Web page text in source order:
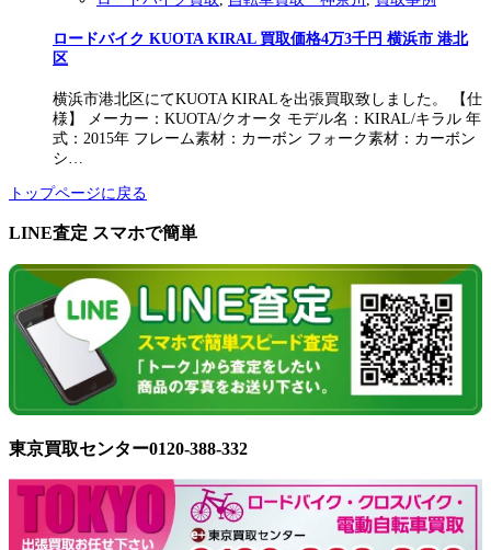
ロードバイク KUOTA KIRAL 買取価格4万3千円 横浜市 港北
区
横浜市港北区にてKUOTA KIRALを出張買取致しました。 【仕
様】 メーカー：KUOTA/クオータ モデル名：KIRAL/キラル 年
式：2015年 フレーム素材：カーボン フォーク素材：カーボン
シ…
トップページに戻る
LINE査定 スマホで簡単
東京買取センター0120-388-332